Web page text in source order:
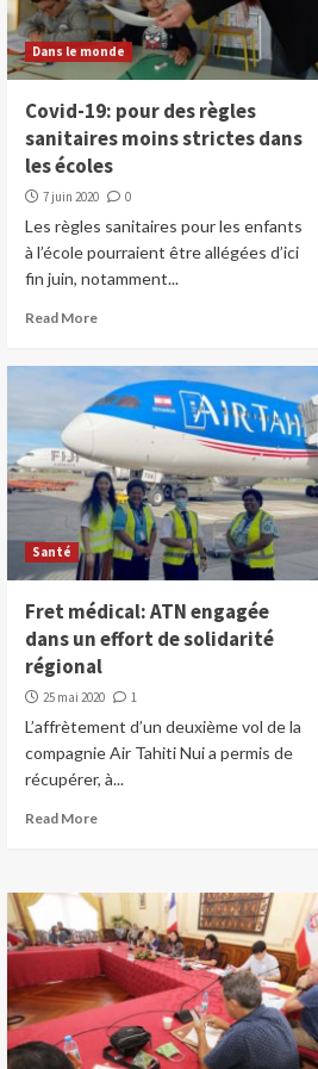
Dans le monde
Covid-19: pour des règles
sanitaires moins strictes dans
les écoles
7 juin 2020 0
Les règles sanitaires pour les enfants
à l’école pourraient être allégées d’ici
fin juin, notamment...
Read More
Santé
Fret médical: ATN engagée
dans un effort de solidarité
régional
25 mai 2020 1
L’affrètement d’un deuxième vol de la
compagnie Air Tahiti Nui a permis de
récupérer, à...
Read More